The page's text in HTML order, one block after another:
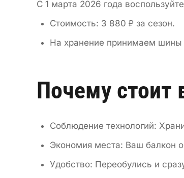
С 1 марта 2026 года
Стоимость: 3 880 ₽ за сезон.
На хранение принимаем шины
Почему стоит
Соблюдение технологий:
Экономия места: Ваш балкон
Удобство: Переобулись и